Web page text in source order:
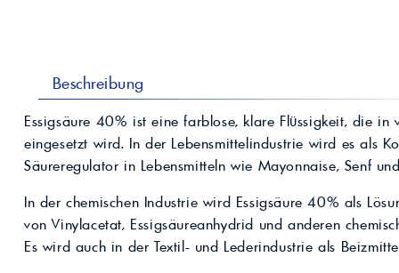
Pflege, Reinigung und Optimierung
Frostschutz
Alkylatbenzin
Industrieöle
Traktoröle
Motorrad
Schmierfette
Spezialöle
Wasseraufbereitung
BASF Spezialchemie
Industriechemie
Kosmetik
in
Entschwefelung
und Farbmittel für
Kühlflüssigkeit für
Rechenzentren –
Immersion Cooling
Mobil
REFLEX Total
VW
Beschreibung
Essigsäure 40% ist eine farblose, klare Flüssigkeit, die in
eingesetzt wird. In der Lebensmittelindustrie wird es als
Säureregulator in Lebensmitteln wie Mayonnaise, Senf
In der chemischen Industrie wird Essigsäure 40% als
von Vinylacetat, Essigsäureanhydrid und anderen
Es wird auch in der Textil- und Lederindustrie als